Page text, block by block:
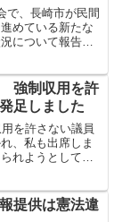
で、長崎市が民間
めている新たな
について報告を
きるよう作業を
強制収用を許
足しました
を許さない議員
、私も出席しま
れようとしてい
もちあがって半
提供は憲法違